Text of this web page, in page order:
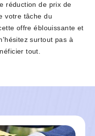
réduction de prix de
votre tâche du
offre éblouissante et
surtout pas à
tout.